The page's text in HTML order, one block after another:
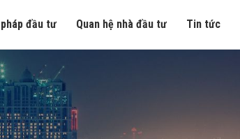
đầu tư Quan hệ nhà đầu tư Tin tức